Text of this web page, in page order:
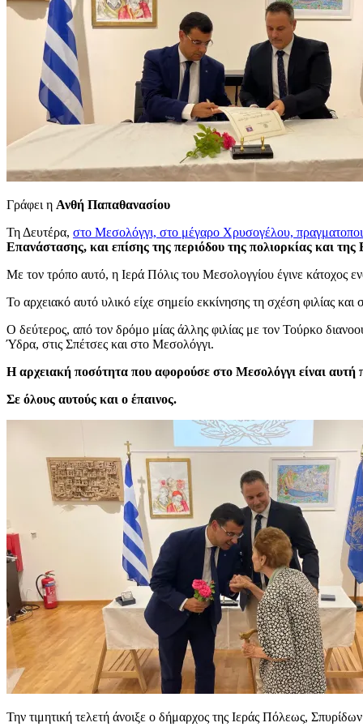
Γράφει η Ανθή Παπαθανασίου
Τη Δευτέρα, στο Μεσολόγγι, στο μέγαρο Χρυσογέλου,
Επανάστασης, και επίσης της περιόδου της πολιορκίας και
Με τον τρόπο αυτό, η Ιερά Πόλις του Μεσολογγίου έγινε κάτοχος
Το αρχειακό αυτό υλικό είχε σημείο εκκίνησης τη σχέση φιλίας
Ο δεύτερος, από τον δρόμο μίας άλλης φιλίας με τον Τούρκο
Ύδρα, στις Σπέτσες και στο Μεσολόγγι.
Η αρχειακή ποσότητα που αφορούσε στο Μεσολόγγι είναι αυτή
Σε όλους αυτούς και ο έπαινος.
Την τιμητική τελετή άνοιξε ο δήμαρχος της Ιεράς Πόλεως,